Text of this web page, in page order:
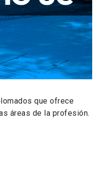
que ofrece
áreas de la profesión.